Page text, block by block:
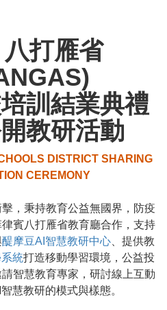
打雁省
訓結業典禮
教研活動
DISTRICT SHARING
CEREMONY
，秉持教育公益無國界，防疫
賓八打雁省教育廳合作，支持
醍摩豆AI智慧教研中心 、提供教
統打造移動學習環境，公益投
智慧教育專家，研討線上互動
慧教研的模式與樣態。